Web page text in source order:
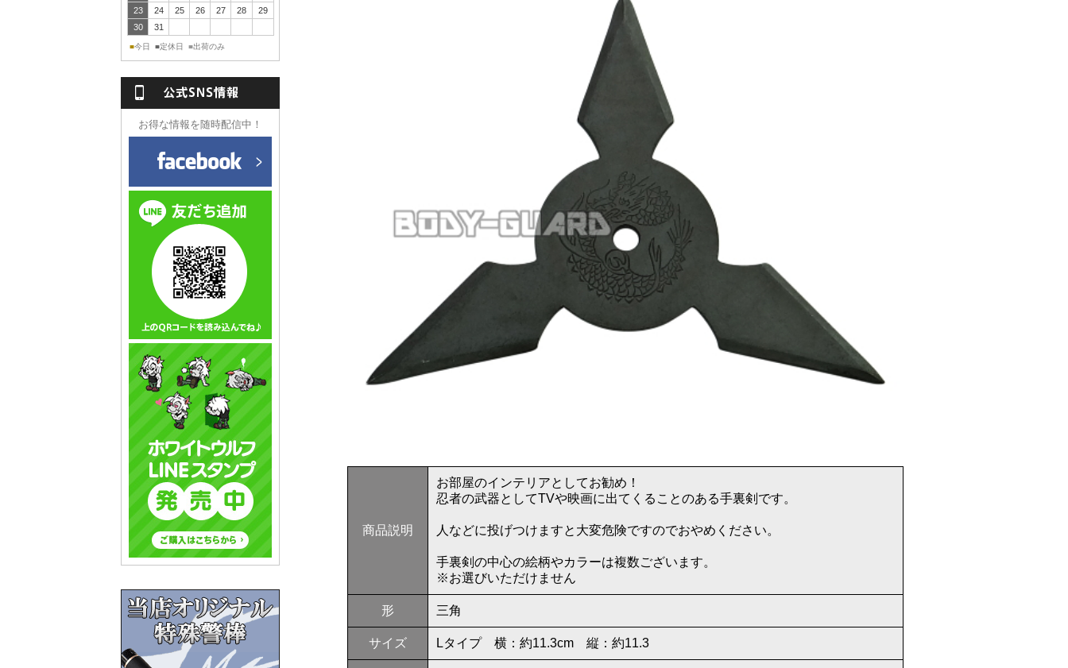
商品説明
お部屋のインテリアとしてお勧め！
忍者の武器としてTVや映画に出てくることのある手裏剣です。
人などに投げつけますと大変危険ですのでおやめください。
手裏剣の中心の絵柄やカラーは複数ございます。
※お選びいただけません
形 三角
サイズ Lタイプ 横：約11.3cm 縦：約11.3
23
24 25 26 27 28
29
30
31
■今日 ■定休日 ■出荷のみ
お得な情報を随時配信中！